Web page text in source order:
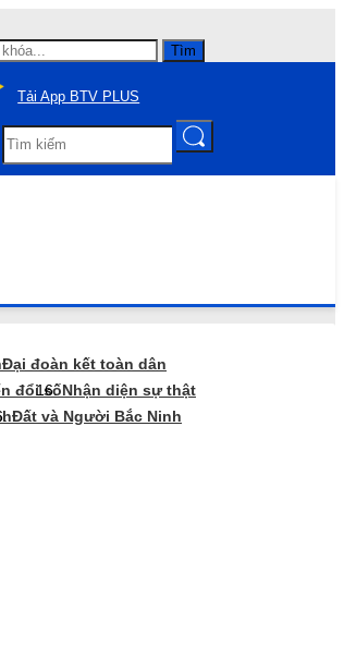
Tìm
Tải App BTV PLUS
Đại đoàn kết toàn dân
đổi sốNhận diện sự thật
Đất và Người Bắc Ninh